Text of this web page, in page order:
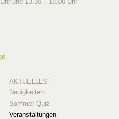
AKTUELLES
Neuigkeiten
Sommer-Quiz
Veranstaltungen